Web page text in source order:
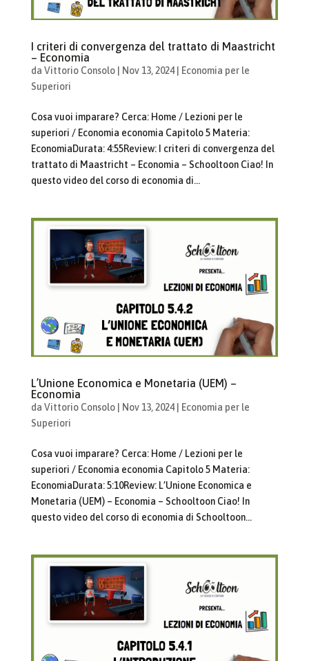
I criteri di convergenza del trattato di Maastricht
– Economia
da Vittorio Consolo| Nov 13, 2024|
Economia per le
Superiori
Cosa vuoi imparare? Cerca: Home / Lezioni per le
superiori / Economia economia Capitolo 5 Materia:
EconomiaDurata: 4:55Review: I criteri di convergenza del
trattato di Maastricht – Economia – Schooltoon Ciao! In
questo video del corso di economia di...
L’Unione Economica e Monetaria (UEM) –
Economia
da Vittorio Consolo| Nov 13, 2024|
Economia per le
Superiori
Cosa vuoi imparare? Cerca: Home / Lezioni per le
superiori / Economia economia Capitolo 5 Materia:
EconomiaDurata: 5:10Review: L’Unione Economica e
Monetaria (UEM) – Economia – Schooltoon Ciao! In
questo video del corso di economia di Schooltoon...